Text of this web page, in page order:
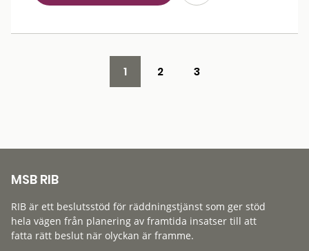
1 2 3
MSB RIB
RIB är ett beslutsstöd för räddningstjänst som ger stöd
hela vägen från planering av framtida insatser till att
fatta rätt beslut när olyckan är framme.